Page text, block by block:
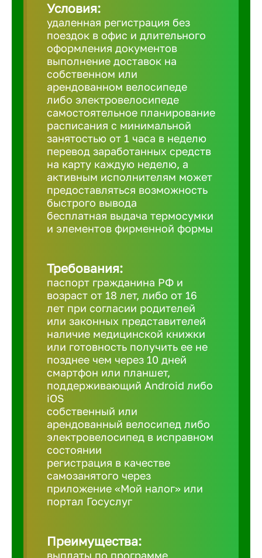
Батайск
Бирск
Условия:
удаленная регистрация без
поездок в офис и длительного
оформления документов
выполнение доставок на
собственном или
арендованном велосипеде
либо электровелосипеде
самостоятельное планирование
расписания с минимальной
занятостью от 1 часа в неделю
перевод заработанных средств
на карту каждую неделю, а
активным исполнителям может
предоставляться возможность
быстрого вывода
бесплатная выдача термосумки
и элементов фирменной формы
Требования:
паспорт гражданина РФ и
возраст от 18 лет, либо от 16
лет при согласии родителей
или законных представителей
наличие медицинской книжки
или готовность получить ее не
позднее чем через 10 дней
смартфон или планшет,
поддерживающий Android либо
iOS
собственный или
арендованный велосипед либо
электровелосипед в исправном
состоянии
регистрация в качестве
самозанятого через
приложение «Мой налог» или
портал Госуслуг
Преимущества:
выплаты по программе